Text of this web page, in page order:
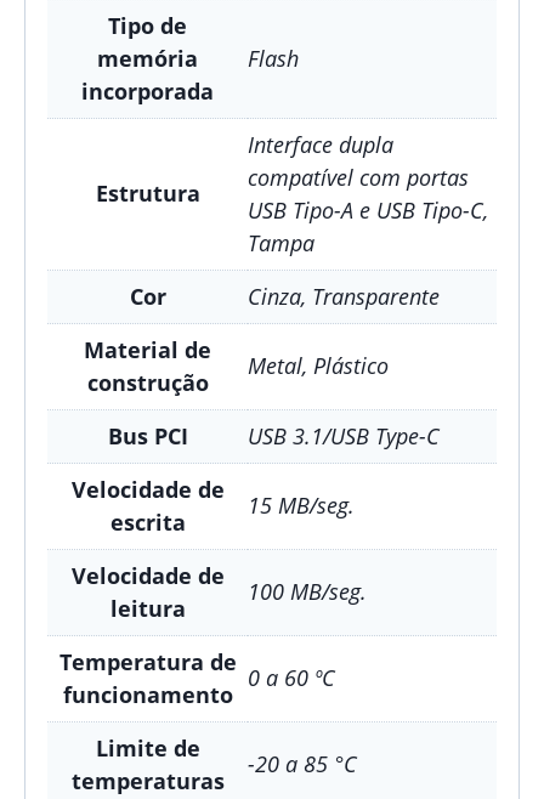
Tipo de
memória
incorporada
Flash
Estrutura
Interface dupla
compatível com portas
USB Tipo-A e USB Tipo-C,
Tampa
Cor
Cinza, Transparente
Material de
construção
Metal, Plástico
Bus PCI
USB 3.1/USB Type-C
Velocidade de
escrita
15 MB/seg.
Velocidade de
leitura
100 MB/seg.
Temperatura de
funcionamento
0 a 60 ºC
Limite de
temperaturas
-20 a 85 °C